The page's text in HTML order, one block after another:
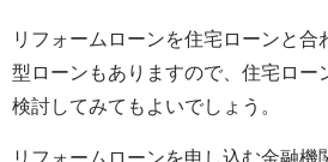
リフォームローンを住宅ローンと合
型ローンもありますので、住宅ロー
検討してみてもよいでしょう。